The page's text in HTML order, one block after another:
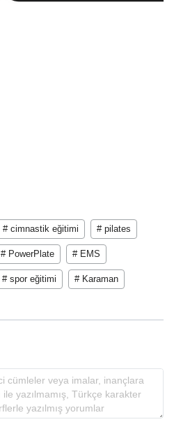
# cimnastik eğitimi # pilates
# PowerPlate # EMS
# spor eğitimi # Karaman